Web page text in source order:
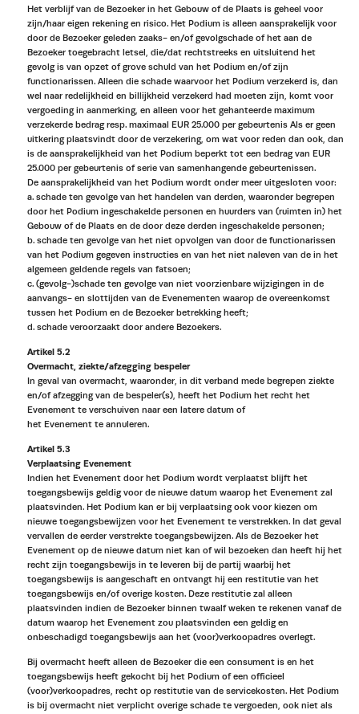
Het verblijf van de Bezoeker in het Gebouw of de Plaats is geheel voor
zijn/haar eigen rekening en risico. Het Podium is alleen aansprakelijk voor
door de Bezoeker geleden zaaks- en/of gevolgschade of het aan de
Bezoeker toegebracht letsel, die/dat rechtstreeks en uitsluitend het
gevolg is van opzet of grove schuld van het Podium en/of zijn
functionarissen. Alleen die schade waarvoor het Podium verzekerd is, dan
wel naar redelijkheid en billijkheid verzekerd had moeten zijn, komt voor
vergoeding in aanmerking, en alleen voor het gehanteerde maximum
verzekerde bedrag resp. maximaal EUR 25.000 per gebeurtenis Als er geen
uitkering plaatsvindt door de verzekering, om wat voor reden dan ook, dan
is de aansprakelijkheid van het Podium beperkt tot een bedrag van EUR
25.000 per gebeurtenis of serie van samenhangende gebeurtenissen.
De aansprakelijkheid van het Podium wordt onder meer uitgesloten voor:
a. schade ten gevolge van het handelen van derden, waaronder begrepen
door het Podium ingeschakelde personen en huurders van (ruimten in) het
Gebouw of de Plaats en de door deze derden ingeschakelde personen;
b. schade ten gevolge van het niet opvolgen van door de functionarissen
van het Podium gegeven instructies en van het niet naleven van de in het
algemeen geldende regels van fatsoen;
c. (gevolg-)schade ten gevolge van niet voorzienbare wijzigingen in de
aanvangs- en slottijden van de Evenementen waarop de overeenkomst
tussen het Podium en de Bezoeker betrekking heeft;
d. schade veroorzaakt door andere Bezoekers.
Artikel 5.2
Overmacht, ziekte/afzegging bespeler
In geval van overmacht, waaronder, in dit verband mede begrepen ziekte
en/of afzegging van de bespeler(s), heeft het Podium het recht het
Evenement te verschuiven naar een latere datum of
het Evenement te annuleren.
Artikel 5.3
Verplaatsing Evenement
Indien het Evenement door het Podium wordt verplaatst blijft het
toegangsbewijs geldig voor de nieuwe datum waarop het Evenement zal
plaatsvinden. Het Podium kan er bij verplaatsing ook voor kiezen om
nieuwe toegangsbewijzen voor het Evenement te verstrekken. In dat geval
vervallen de eerder verstrekte toegangsbewijzen. Als de Bezoeker het
Evenement op de nieuwe datum niet kan of wil bezoeken dan heeft hij het
recht zijn toegangsbewijs in te leveren bij de partij waarbij het
toegangsbewijs is aangeschaft en ontvangt hij een restitutie van het
toegangsbewijs en/of overige kosten. Deze restitutie zal alleen
plaatsvinden indien de Bezoeker binnen twaalf weken te rekenen vanaf de
datum waarop het Evenement zou plaatsvinden een geldig en
onbeschadigd toegangsbewijs aan het (voor)verkoopadres overlegt.
Bij overmacht heeft alleen de Bezoeker die een consument is en het
toegangsbewijs heeft gekocht bij het Podium of een officieel
(voor)verkoopadres, recht op restitutie van de servicekosten. Het Podium
is bij overmacht niet verplicht overige schade te vergoeden, ook niet als